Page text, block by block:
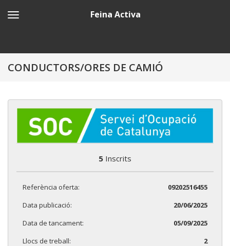
Feina Activa
CONDUCTORS/ORES DE CAMIÓ
5 Inscrits
Referència oferta:
09202516455
Data publicació:
20/06/2025
Data de tancament:
05/09/2025
Llocs de treball:
2